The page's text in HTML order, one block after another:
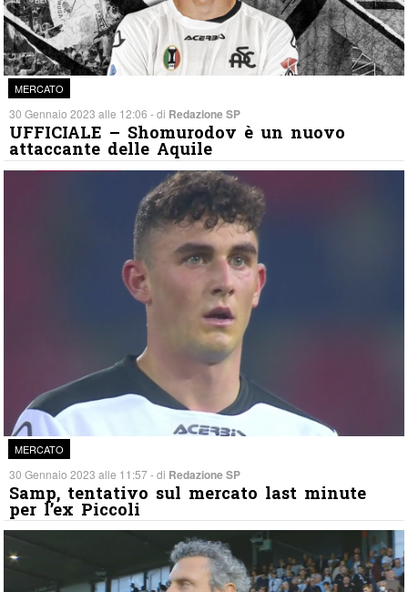
MERCATO
30 Gennaio 2023 alle 12:06 - di Redazione SP
UFFICIALE – Shomurodov è un nuovo
attaccante delle Aquile
MERCATO
30 Gennaio 2023 alle 11:57 - di Redazione SP
Samp, tentativo sul mercato last minute
per l’ex Piccoli